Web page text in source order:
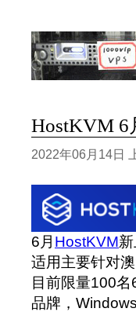
HostKVM 6
2022年06月14日
6月 HostKVM
适用主要针对
目前限量100名
品牌，